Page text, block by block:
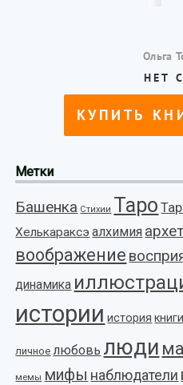
Метки
Башенка Стихии Таро
Хелькараксэ алхимия
воображение
динамика
истории история книги
личное любовь люди
мемы мифы наблюдатели